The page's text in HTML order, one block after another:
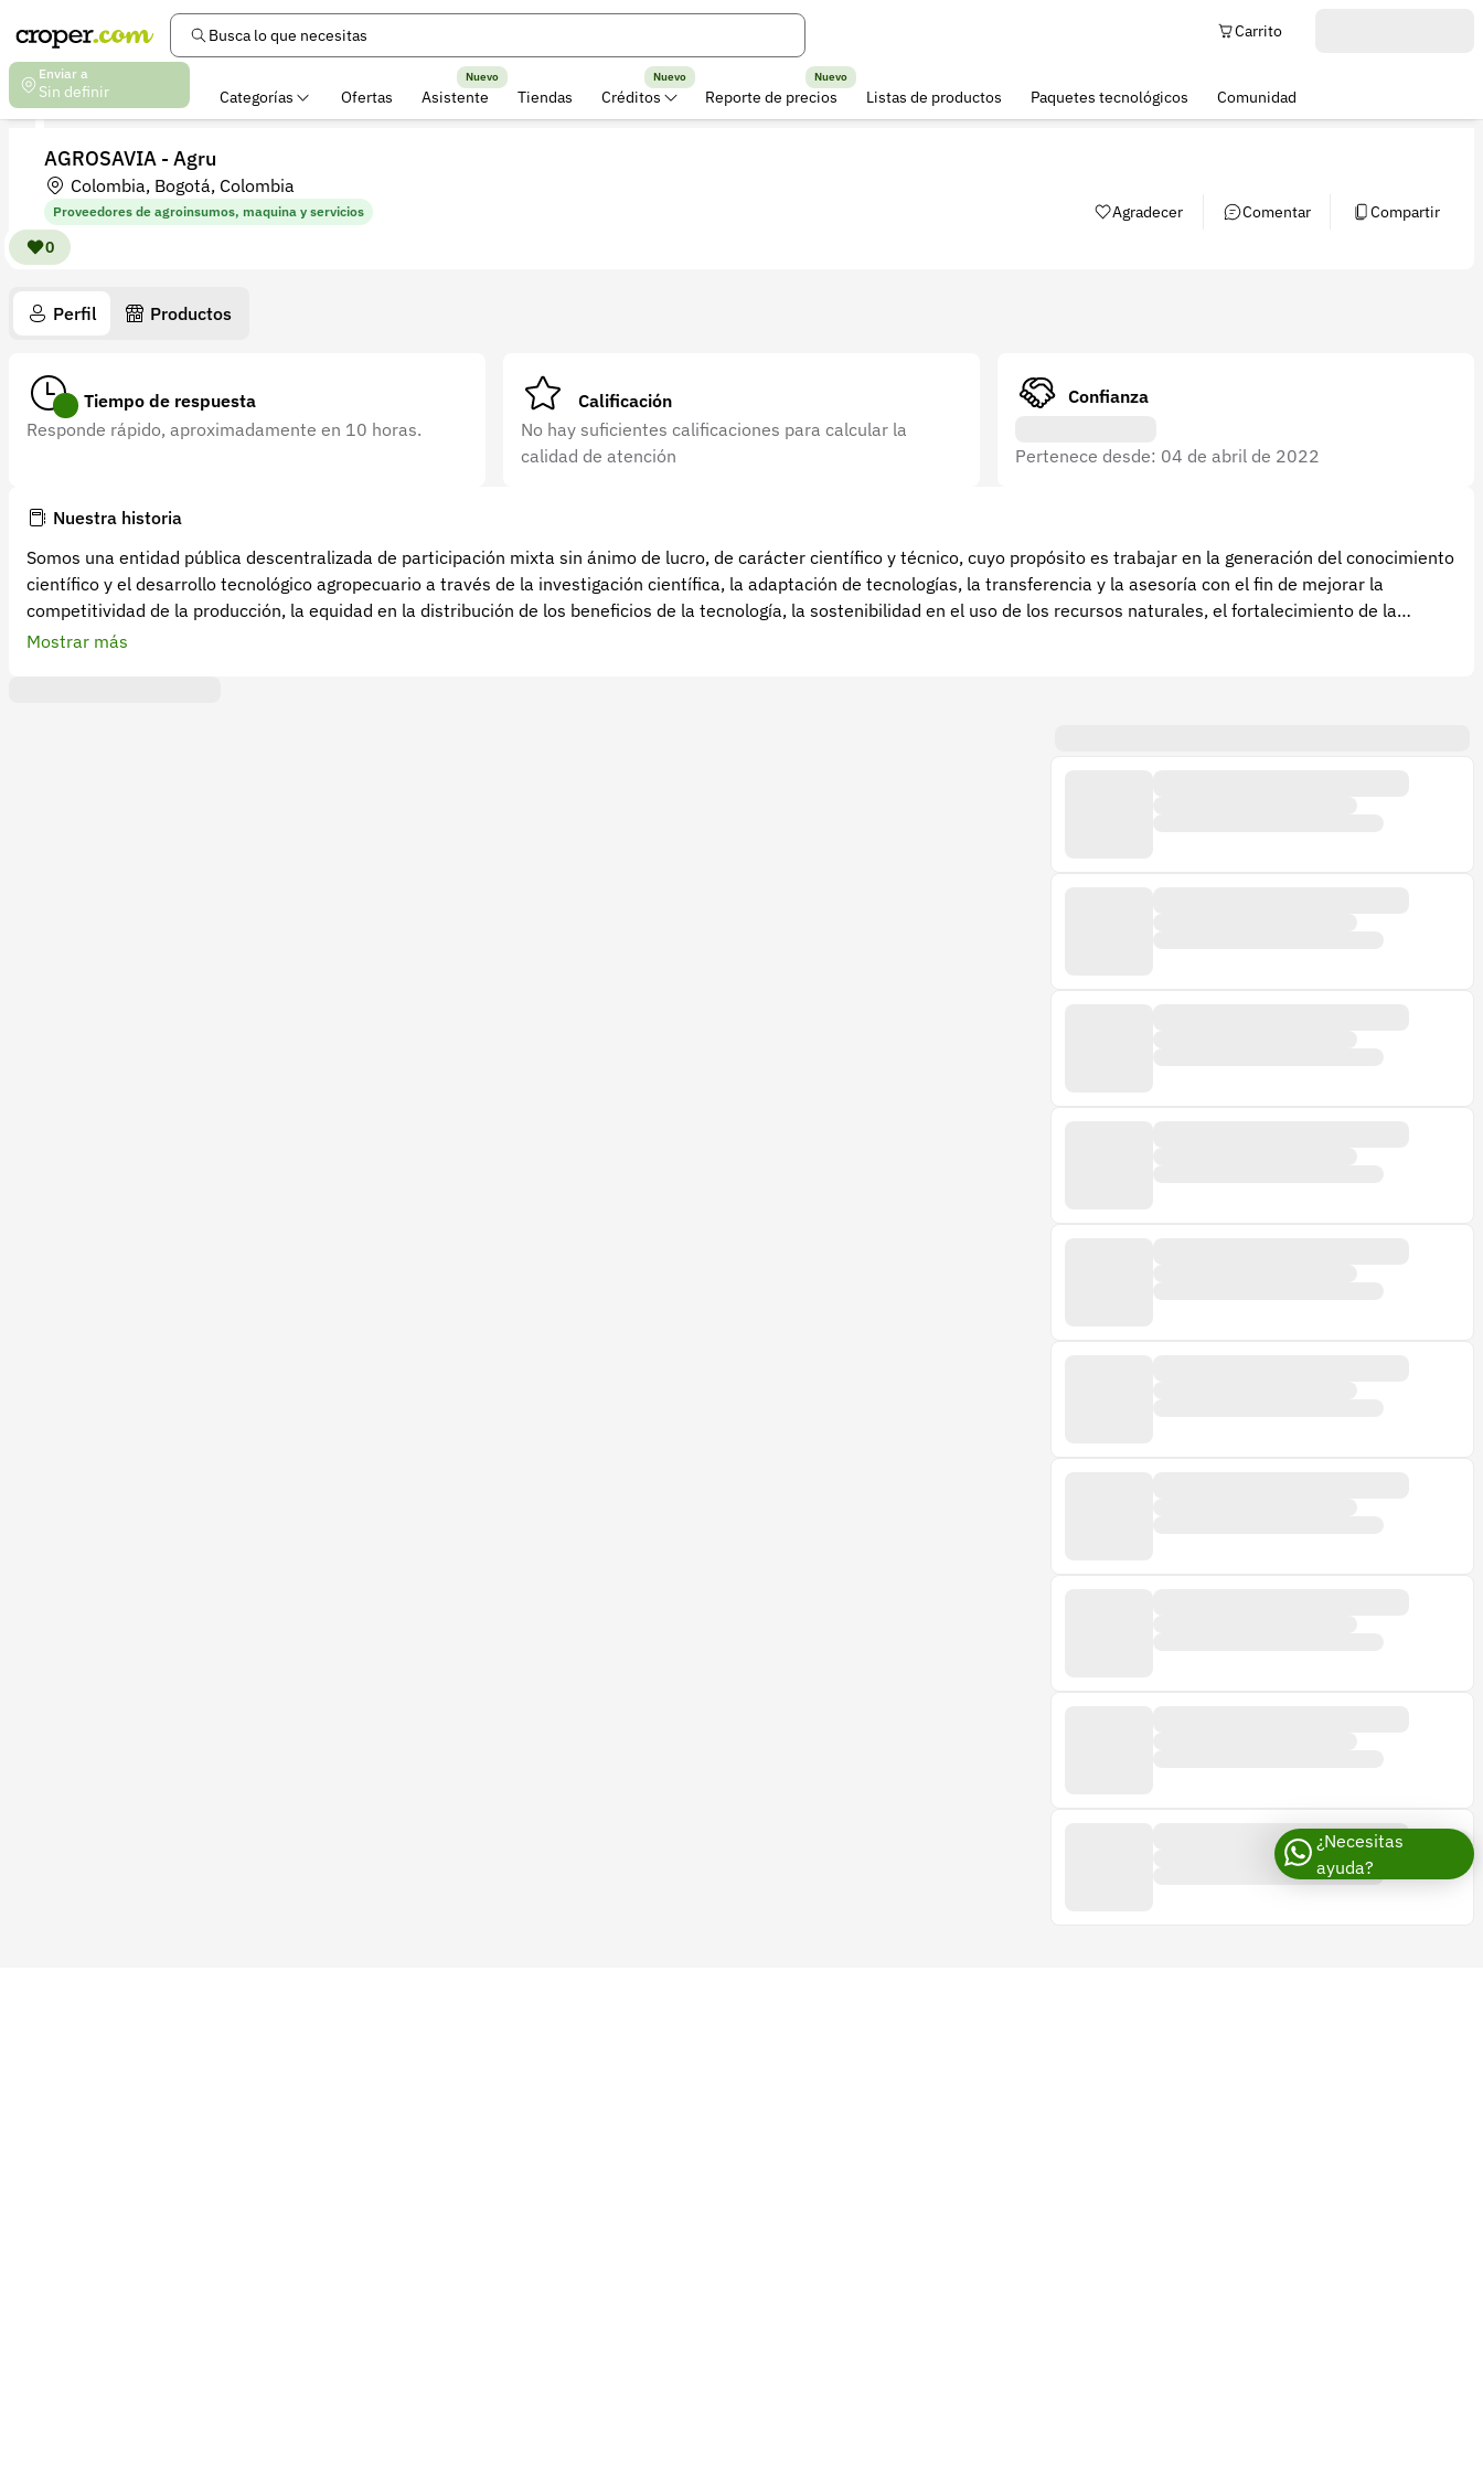
Busca lo que necesitas
Enviar a
Sin definir
Carrito
Categorías Ofertas Asistente
Nuevo
Tiendas Créditos
Nuevo
Reporte de precios
Nuevo
Listas de productos Paquetes tecnológicos Comunidad
0
AGROSAVIA - Agru
Colombia, Bogotá, Colombia
Proveedores de agroinsumos, maquina y servicios Agradecer Comentar Compartir
Perfil Productos
Tiempo de respuesta
Responde rápido, aproximadamente en 10 horas.
Calificación
No hay suficientes calificaciones para calcular la
calidad de atención
Confianza
Pertenece desde: 04 de abril de 2022
Nuestra historia
Somos una entidad pública descentralizada de participación mixta sin ánimo de lucro, de carácter científico y técnico, cuyo propósito es trabajar en la generación del conocimiento
científico y el desarrollo tecnológico agropecuario a través de la investigación científica, la adaptación de tecnologías, la transferencia y la asesoría con el fin de mejorar la
competitividad de la producción, la equidad en la distribución de los beneficios de la tecnología, la sostenibilidad en el uso de los recursos naturales, el fortalecimiento de la
capacidad científica y tecnológica de Colombia y, contribuir a elevar la calidad de vida de la población.
Mostrar más
¿Necesitas
ayuda?